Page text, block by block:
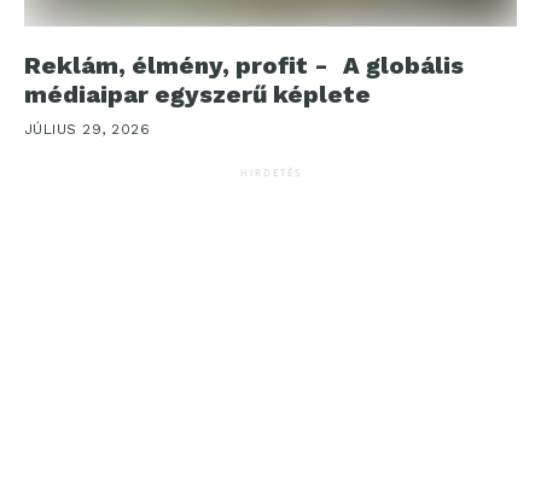
Reklám, élmény, profit - A globális
médiaipar egyszerű képlete
JÚLIUS 29, 2026
HIRDETÉS